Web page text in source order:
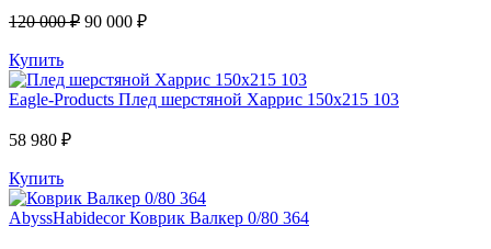
120 000 ₽ 90 000 ₽
Купить
Eagle-Products Плед шерстяной Харрис 150х215 103
58 980 ₽
Купить
AbyssHabidecor Коврик Валкер 0/80 364